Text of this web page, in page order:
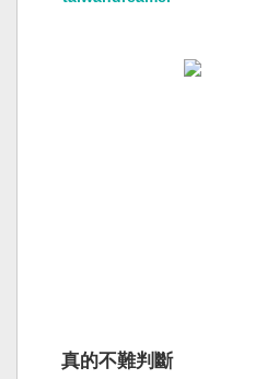
真的不難判斷